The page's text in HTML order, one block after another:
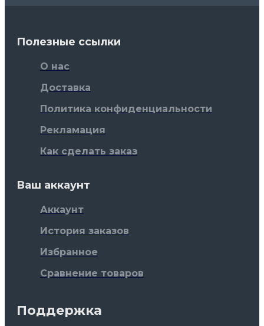
Полезные ссылки
О нас
Доставка
Политика конфиденциальности
Рекламация
Как сделать заказ
Ваш аккаунт
Аккаунт
История заказов
Избранное
Сравнение товаров
Поддержка